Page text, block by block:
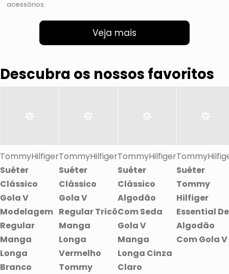
acessórios.
Veja mais
Descubra os nossos favoritos
TommyHilfiger
Suéter
Clássico
Gola V
Modelagem
Regular
Manga
Longa
Branco
TommyHilfiger
Suéter
Clássico
Gola V
Regular Tricô
Manga
Longa
Vermelho
Tommy
TommyHilfiger
Suéter
Clássico
Algodão
Com Seda
Gola V
Manga
Longa Cinza
Claro
Suéter
Tommy
Hilfiger
Essential De
Algodão
Com Gola V